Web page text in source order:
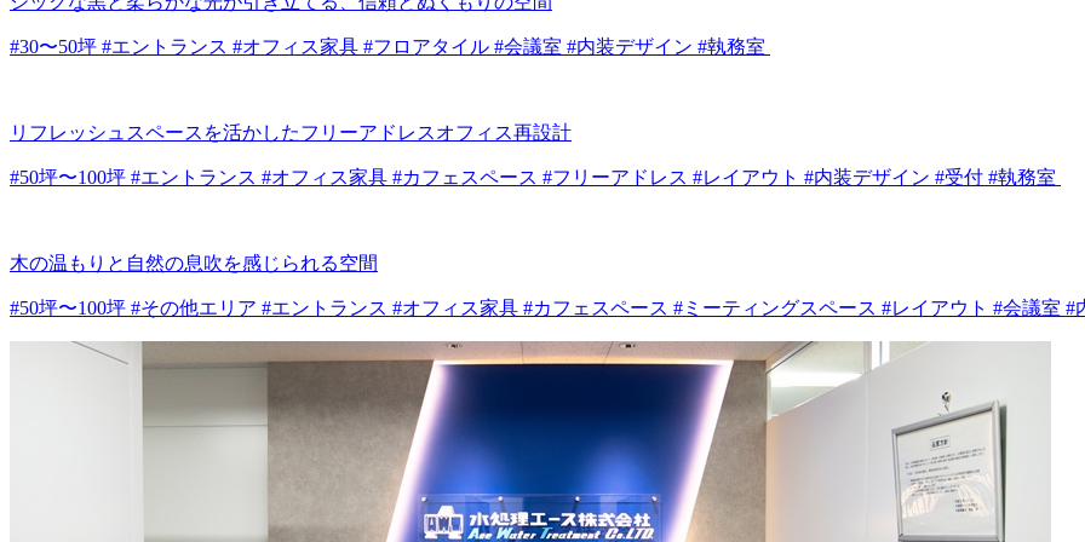
#30〜50坪 #エントランス #オフィス家具 #フロアタイル #会議室 #内装デザイン #執務室
リフレッシュスペースを活かしたフリーアドレスオフィス再設計
#50坪〜100坪 #エントランス #オフィス家具 #カフェスペース #フリーアドレス #レイアウト #内装デザイン #受付 #執務室
木の温もりと自然の息吹を感じられる空間
#50坪〜100坪 #その他エリア #エントランス #オフィス家具 #カフェスペース #ミーティングスペース #レイアウト #会議室 #